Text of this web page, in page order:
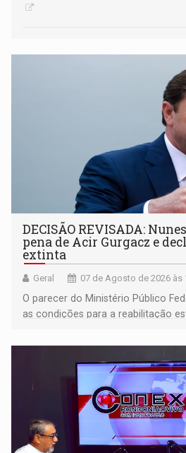
DECISÃO REVISADA:
pena de Acir Gurgacz e
extinta
Geral 07 de Agosto de 2026 às
O parecer do Ministério Público
as condições para a reabilitação